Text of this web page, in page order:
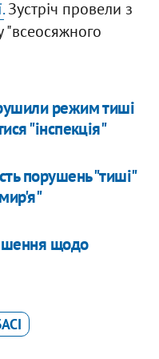
Зустріч провели з
режим тиші
"інспекція"
порушень "тиші"
щодо